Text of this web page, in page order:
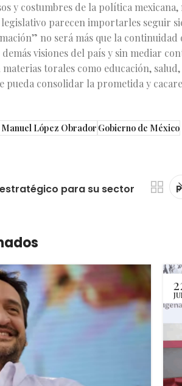
y costumbres de la política
parecen importarles seguir
no será más que la
visiones del país y sin mediar
torales como educación,
pueda consolidar la prometida y
López ObradorGobierno de México
para su sector